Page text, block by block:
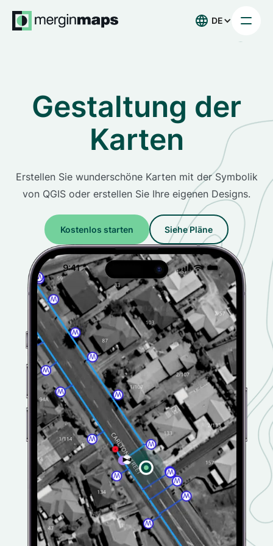
DE
Gestaltung der
Karten
Erstellen Sie wunderschöne Karten mit der Symbolik
von QGIS oder erstellen Sie Ihre eigenen Designs.
Kostenlos starten Siehe Pläne